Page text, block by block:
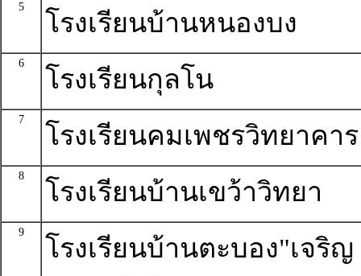
5
โรงเรียนบ้านหนองบง
6
โรงเรียนกุลโน
7
โรงเรียนคมเพชรวิทยาคาร
8
โรงเรียนบ้านเขว้าวิทยา
9
โรงเรียนบ้านตะบอง"เจริญ